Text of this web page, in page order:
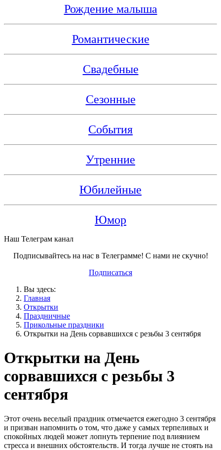
Рождение малыша
Романтические
Свадебные
Сезонные
События
Утренние
Юбилейные
Юмор
Наш Телеграм канал
Подписывайтесь на нас в Телеграмме! С нами не скучно!
Подписаться
Вы здесь:
Главная
Открытки
Праздничные
Прикольные праздники
Открытки на День сорвавшихся с резьбы 3 сентября
Открытки на День
сорвавшихся с резьбы 3
сентября
Этот очень веселый праздник отмечается ежегодно 3 сентября
и призван напомнить о том, что даже у самых терпеливых и
спокойных людей может лопнуть терпение под влиянием
стресса и внешних обстоятельств. И тогда лучше не стоять на